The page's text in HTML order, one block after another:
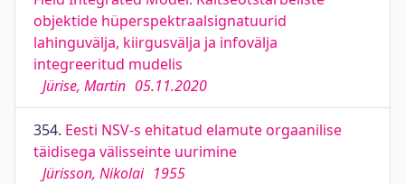
objektide hüperspektraalsignatuurid
lahinguvälja, kiirgusvälja ja infovälja
integreeritud mudelis
Jürise, Martin 05.11.2020
354. Eesti NSV-s ehitatud elamute orgaanilise
täidisega välisseinte uurimine
Jürisson, Nikolai 1955